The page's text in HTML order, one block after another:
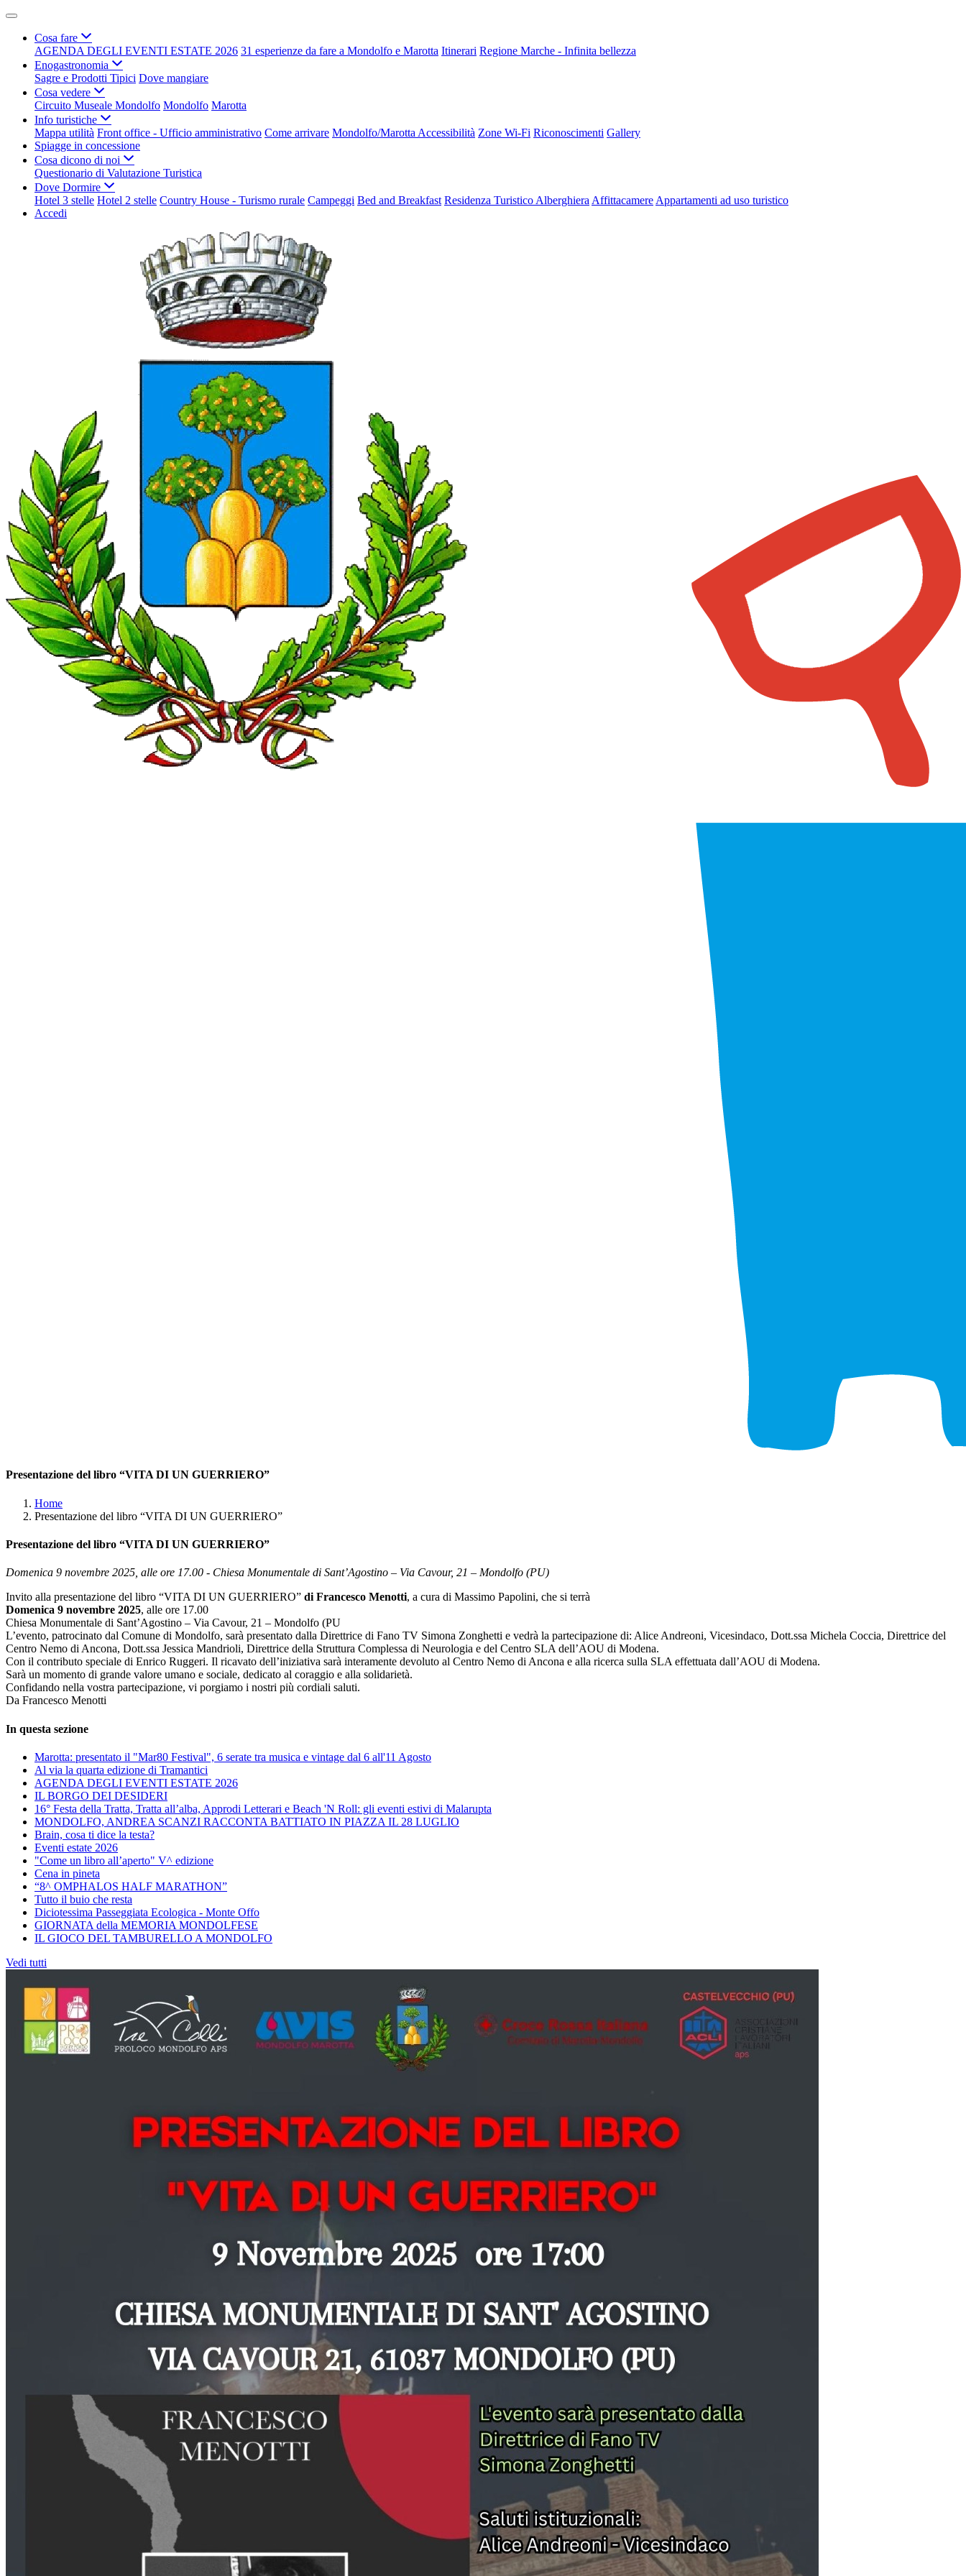
Cosa fare
AGENDA DEGLI EVENTI ESTATE 2026 31 esperienze da fare a Mondolfo e Marotta Itinerari Regione Marche - Infinita bellezza
Enogastronomia
Sagre e Prodotti Tipici Dove mangiare
Cosa vedere
Circuito Museale Mondolfo Mondolfo Marotta
Info turistiche
Mappa utilità Front office - Ufficio amministrativo Come arrivare Mondolfo/Marotta Accessibilità Zone Wi-Fi Riconoscimenti Gallery
Spiagge in concessione
Cosa dicono di noi
Questionario di Valutazione Turistica
Dove Dormire
Hotel 3 stelle Hotel 2 stelle Country House - Turismo rurale Campeggi Bed and Breakfast Residenza Turistico Alberghiera Affittacamere Appartamenti ad uso turistico
Accedi
Presentazione del libro “VITA DI UN GUERRIERO”
Home
Presentazione del libro “VITA DI UN GUERRIERO”
Presentazione del libro “VITA DI UN GUERRIERO”
Domenica 9 novembre 2025, alle ore 17.00 - Chiesa Monumentale di Sant’Agostino – Via Cavour, 21 – Mondolfo (PU)
Invito alla presentazione del libro “VITA DI UN GUERRIERO” di Francesco Menotti, a cura di Massimo Papolini, che si terrà
Domenica 9 novembre 2025, alle ore 17.00
Chiesa Monumentale di Sant’Agostino – Via Cavour, 21 – Mondolfo (PU
L’evento, patrocinato dal Comune di Mondolfo, sarà presentato dalla Direttrice di Fano TV Simona Zonghetti e vedrà la partecipazione di: Alice Andreoni, Vicesindaco, Dott.ssa Michela Coccia, Direttrice del
Centro Nemo di Ancona, Dott.ssa Jessica Mandrioli, Direttrice della Struttura Complessa di Neurologia e del Centro SLA dell’AOU di Modena.
Con il contributo speciale di Enrico Ruggeri. Il ricavato dell’iniziativa sarà interamente devoluto al Centro Nemo di Ancona e alla ricerca sulla SLA effettuata dall’AOU di Modena.
Sarà un momento di grande valore umano e sociale, dedicato al coraggio e alla solidarietà.
Confidando nella vostra partecipazione, vi porgiamo i nostri più cordiali saluti.
Da Francesco Menotti
In questa sezione
Marotta: presentato il "Mar80 Festival", 6 serate tra musica e vintage dal 6 all'11 Agosto
Al via la quarta edizione di Tramantici
AGENDA DEGLI EVENTI ESTATE 2026
IL BORGO DEI DESIDERI
16° Festa della Tratta, Tratta all’alba, Approdi Letterari e Beach 'N Roll: gli eventi estivi di Malarupta
MONDOLFO, ANDREA SCANZI RACCONTA BATTIATO IN PIAZZA IL 28 LUGLIO
Brain, cosa ti dice la testa?
Eventi estate 2026
"Come un libro all’aperto" V^ edizione
Cena in pineta
“8^ OMPHALOS HALF MARATHON”
Tutto il buio che resta
Diciotessima Passeggiata Ecologica - Monte Offo
GIORNATA della MEMORIA MONDOLFESE
IL GIOCO DEL TAMBURELLO A MONDOLFO
Vedi tutti